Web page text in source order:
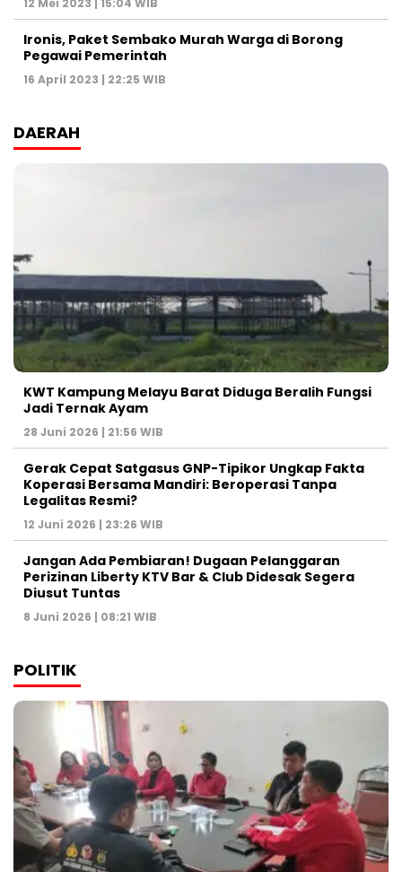
12 Mei 2023 | 15:04 WIB
Ironis, Paket Sembako Murah Warga di Borong
Pegawai Pemerintah
16 April 2023 | 22:25 WIB
DAERAH
KWT Kampung Melayu Barat Diduga Beralih Fungsi
Jadi Ternak Ayam
28 Juni 2026 | 21:56 WIB
Gerak Cepat Satgasus GNP-Tipikor Ungkap Fakta
Koperasi Bersama Mandiri: Beroperasi Tanpa
Legalitas Resmi?
12 Juni 2026 | 23:26 WIB
Jangan Ada Pembiaran! Dugaan Pelanggaran
Perizinan Liberty KTV Bar & Club Didesak Segera
Diusut Tuntas
8 Juni 2026 | 08:21 WIB
POLITIK